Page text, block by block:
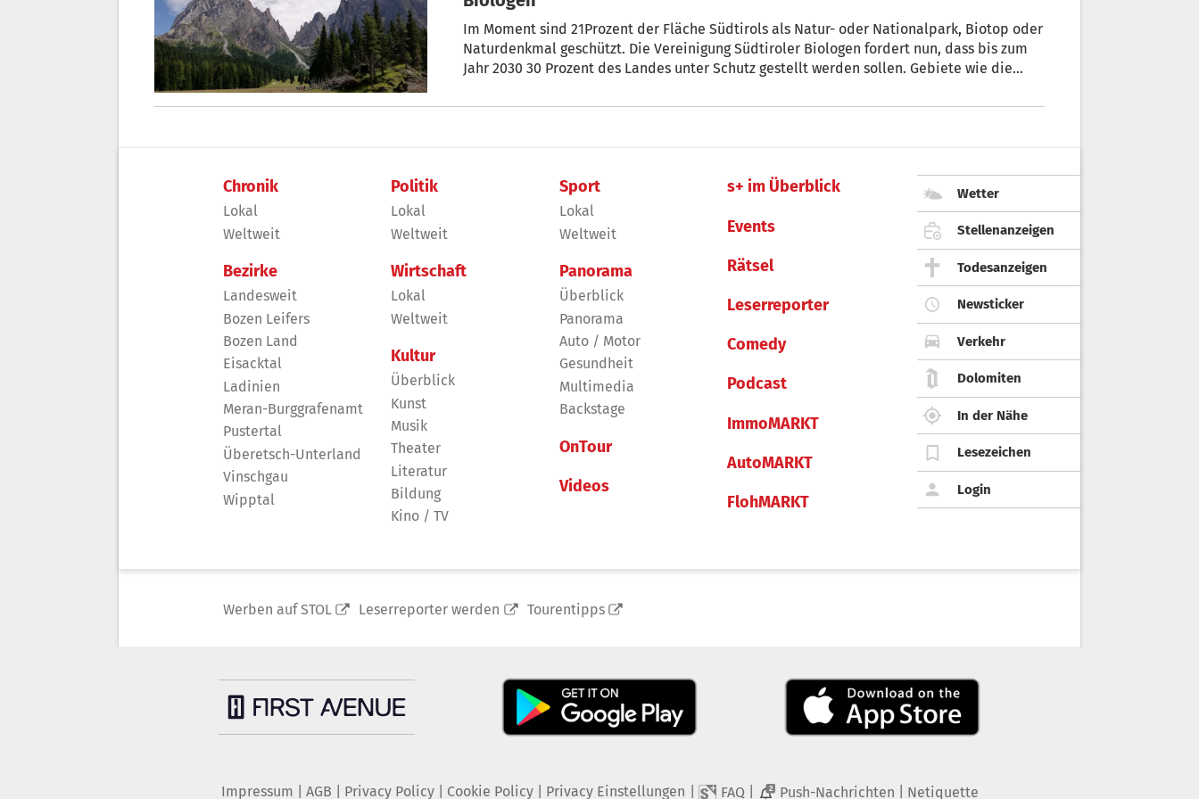
Im Moment sind 21Prozent der Fläche Südtirols als Natur- oder Nationalpark, Biotop oder
Naturdenkmal geschützt. Die Vereinigung Südtiroler Biologen fordert nun, dass bis zum
Jahr 2030 30 Prozent des Landes unter Schutz gestellt werden sollen. Gebiete wie die
Langkofelgruppe sollen als Schutzgebiete ausgewiesen werden.
Chronik
Lokal
Weltweit
Bezirke
Landesweit
Bozen Leifers
Bozen Land
Eisacktal
Ladinien
Meran-Burggrafenamt
Pustertal
Überetsch-Unterland
Vinschgau
Wipptal
Politik
Lokal
Weltweit
Wirtschaft
Lokal
Weltweit
Kultur
Überblick
Kunst
Musik
Theater
Literatur
Bildung
Kino / TV
Sport
Lokal
Weltweit
Panorama
Überblick
Panorama
Auto / Motor
Gesundheit
Multimedia
Backstage
OnTour
Videos
s+ im Überblick
Events
Rätsel
Leserreporter
Comedy
Podcast
ImmoMARKT
AutoMARKT
FlohMARKT
Wetter
Stellenanzeigen
Todesanzeigen
Newsticker
Verkehr
Dolomiten
In der Nähe
Lesezeichen
Login
Werben auf STOL Leserreporter werden Tourentipps
Impressum AGB Privacy Policy| Cookie Policy| Privacy Einstellungen FAQ 2 Push-Nachrichten Netiquette